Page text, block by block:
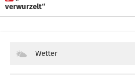
verwurzelt“
Wetter